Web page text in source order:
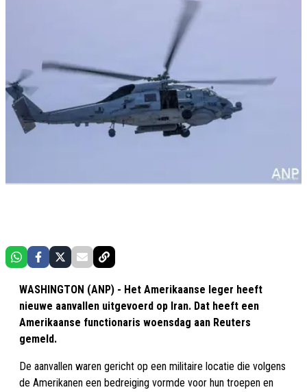
WASHINGTON (ANP) - Het Amerikaanse leger heeft
nieuwe aanvallen uitgevoerd op Iran. Dat heeft een
Amerikaanse functionaris woensdag aan Reuters
gemeld.
De aanvallen waren gericht op een militaire locatie die volgens
de Amerikanen een bedreiging vormde voor hun troepen en